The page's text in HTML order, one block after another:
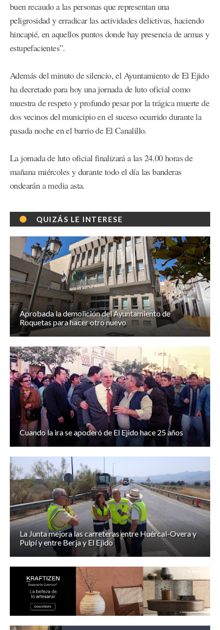
buen recaudo a las personas que representan una
peligrosidad y erradicar las actividades delictivas, haciendo
hincapié, en aquellos puntos donde hay presencia de armas y
estupefacientes”.
Además del minuto de silencio, el Ayuntamiento de El Ejido
ha decretado para hoy una jornada de luto oficial como
muestra de respeto y profundo pesar por la trágica muerte de
dos vecinos del municipio en el suceso ocurrido durante la
pasada noche en el barrio de El Canalillo.
La jornada de luto oficial finalizará a las 24.00 horas de
mañana miércoles y durante todo el día las banderas
ondearán a media asta.
QUIZÁS LE INTERESE
Aprobada la demolición del Ayuntamiento de
Roquetas para hacer otro nuevo
Cuando la ira se apoderó de El Ejido hace 25 años
La Junta mejora las carreteras entre Huércal-Overa y
Pulpí y entre Berja y El Ejido